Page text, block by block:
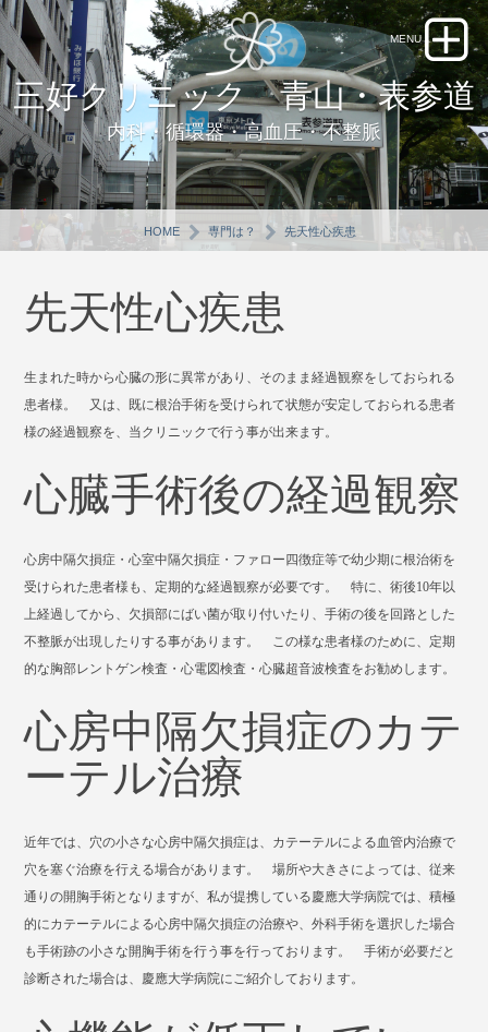
三好クリニック 青山・表参道
内科・循環器・高血圧・不整脈
HOME 専門は？ 先天性心疾患
先天性心疾患
生まれた時から心臓の形に異常があり、そのまま経過観察をしておられる
患者様。 又は、既に根治手術を受けられて状態が安定しておられる患者
様の経過観察を、当クリニックで行う事が出来ます。
心臓手術後の経過観察
心房中隔欠損症・心室中隔欠損症・ファロー四徴症等で幼少期に根治術を
受けられた患者様も、定期的な経過観察が必要です。 特に、術後10年以
上経過してから、欠損部にばい菌が取り付いたり、手術の後を回路とした
不整脈が出現したりする事があります。 この様な患者様のために、定期
的な胸部レントゲン検査・心電図検査・心臓超音波検査をお勧めします。
心房中隔欠損症のカテ
ーテル治療
近年では、穴の小さな心房中隔欠損症は、カテーテルによる血管内治療で
穴を塞ぐ治療を行える場合があります。 場所や大きさによっては、従来
通りの開胸手術となりますが、私が提携している慶應大学病院では、積極
的にカテーテルによる心房中隔欠損症の治療や、外科手術を選択した場合
も手術跡の小さな開胸手術を行う事を行っております。 手術が必要だと
診断された場合は、慶應大学病院にご紹介しております。